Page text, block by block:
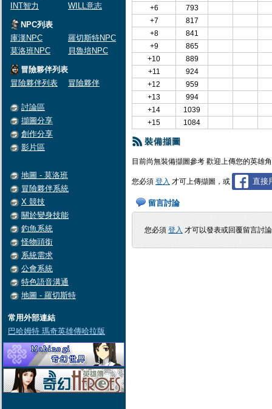
INT智力
WILL意志
NPC列表
庫漢NPC
羅切斯特NPC
莫洛班NPC
貝魯培NPC
冒險夥伴列表
冒險夥伴列表
冒險夥伴
討論區
擷圖分享
創作分享
影片區
地圖 - 莫洛班
冒險夥伴系統
X 競技
關於變身技能
釣魚系統
怪物頭銜
系統需求
公會系統
特色語音溝通
地圖 - 羅切斯特
常用外部連結
巴哈姆特 瑪奇英雄傳哈拉版
+6
793
+7
817
+8
841
+9
865
+10
889
+11
924
+12
959
+13
994
+14
1039
+15
1084
裝備擷圖
目前尚無裝備擷圖參考 歡迎上傳您的英雄
您必須 登入 才可上傳擷圖，或 直接
留言討論
您必須 登入 才可以發表或回覆留言討